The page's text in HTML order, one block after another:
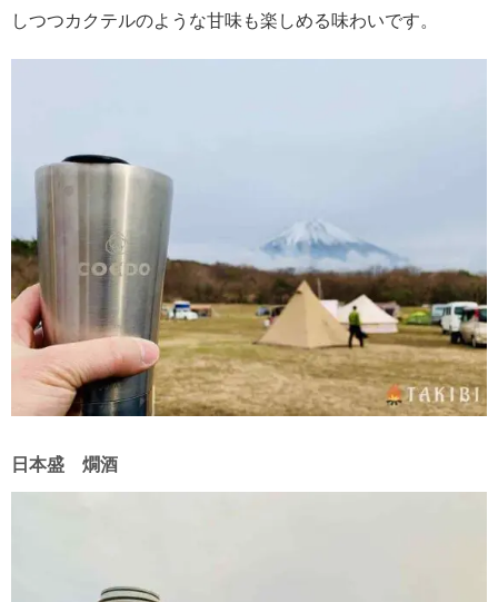
しつつカクテルのような甘味も楽しめる味わいです。
日本盛 燗酒